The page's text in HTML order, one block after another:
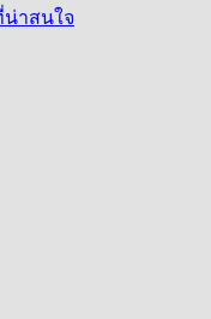
าสนใจ